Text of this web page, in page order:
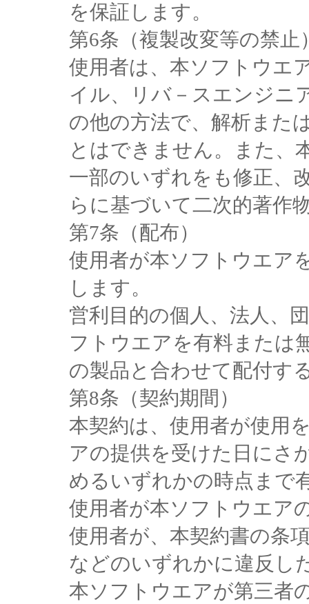
を保証します。
第6条（複製改変等の禁止
使用者は、本ソフトウエ
イル、リバ－スエンジニ
の他の方法で、解析また
とはできません。また、
一部のいずれをも修正、
らに基づいて二次的著作
第7条（配布）
使用者が本ソフトウエア
します。
営利目的の個人、法人、
フトウエアを有料または
の製品と合わせて配付す
第8条（契約期間）
本契約は、使用者が使用
アの提供を受けた日にさ
めるいずれかの時点まで
使用者が本ソフトウエア
使用者が、本契約書の条
などのいずれかに違反し
本ソフトウエアが第三者